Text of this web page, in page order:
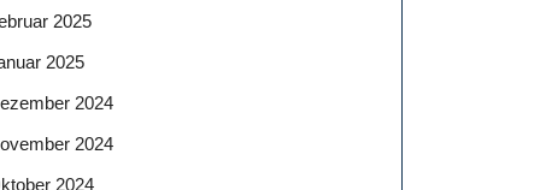
2025
2025
2024
2024
2024